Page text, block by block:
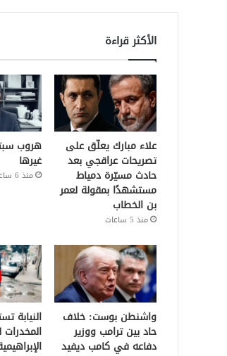
الأكثر قراءة
علاء مبارك يعلّق على
تصريحات عراقجي بعد
حادث مسيّرة دمياط
مستشهدًا بمقولة لعمر
بن الخطاب
منذ 5 ساعات
هروب
غيرها
منذ 6 ساعات
واشنطن بوست: خلاف
حاد بين ترامب ووزير
دفاعه في كامب ديفيد
النيابة